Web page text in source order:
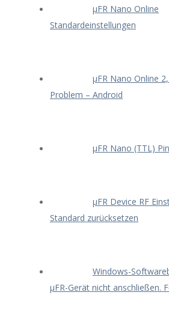
μFR Nano Online
Standardeinstellungen
μFR Nano Online
Problem – Android
μFR Nano (TTL)
μFR Device RF
Standard zurücksetzen
Windows-
μFR-Gerät nicht anschließen.